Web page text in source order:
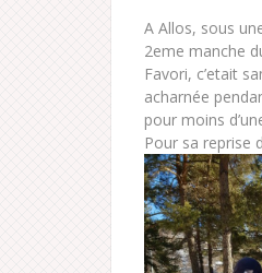
A Allos, sous
2eme manche
Favori, c’etait
acharnée
pour moins
Pour sa reprise